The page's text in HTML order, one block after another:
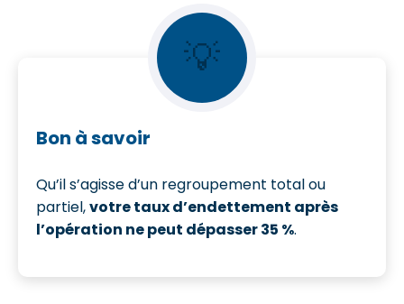
💡
Bon à savoir
Qu’il s’agisse d’un regroupement total ou
partiel,votre taux d’endettement après
l’opération ne peut dépasser 35 %.